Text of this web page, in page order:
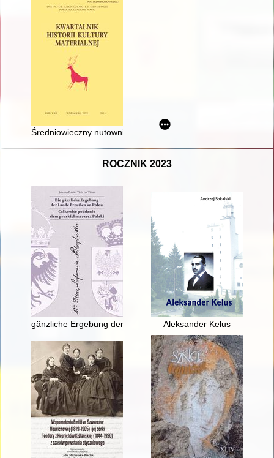
Średniowieczny nutownik : narzędzie do żłobienia w drewnie
ROCZNIK 2023
gänzliche Ergebung der Lande Preußen an Polen =
Aleksander Kelus